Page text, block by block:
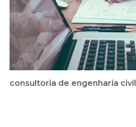
consultoria de engenharia civil